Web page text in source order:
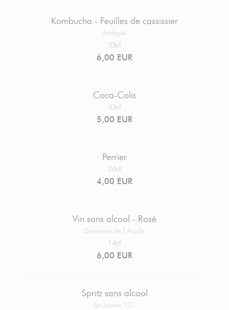
Kombucha - Feuilles de cassissier
Archipel
6,00 EUR
33cl
Coca-Cola
5,00 EUR
33cl
Perrier
4,00 EUR
20cl
Vin sans alcool - Rosé
Domaine de l’Arjolle
6,00 EUR
14cl
Spritz sans alcool
Sir James 101